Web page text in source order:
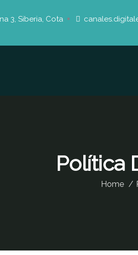
3, Siberia, Cota
Política
Home